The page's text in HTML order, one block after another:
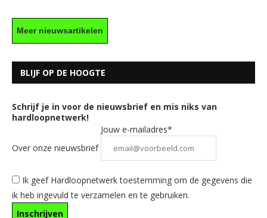
Meer nieuwsartikelen
BLIJF OP DE HOOGTE
Schrijf je in voor de nieuwsbrief en mis niks van
hardloopnetwerk!
Over onze nieuwsbrief
Jouw e-mailadres*
Ik geef Hardloopnetwerk toestemming om de gegevens die
ik heb ingevuld te verzamelen en te gebruiken.